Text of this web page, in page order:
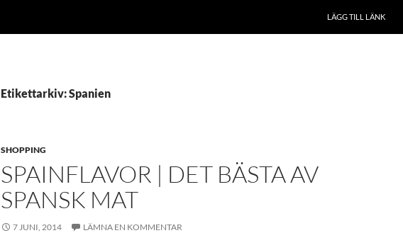
LÄGG TILL LÄNK
Etikettarkiv: Spanien
SHOPPING
SPAINFLAVOR | DET BÄSTA AV
SPANSK MAT
7 JUNI, 2014 LÄMNA EN KOMMENTAR